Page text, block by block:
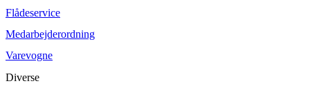
Flådeservice
Medarbejderordning
Varevogne
Diverse